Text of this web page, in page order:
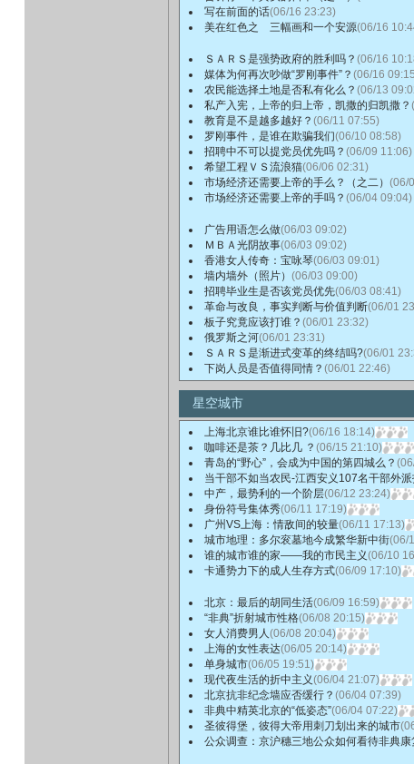
写在前面的话(06/16 23:23)
美在红色之 三幅画和一个安源(06/16
ＳＡＲＳ是强势政府的胜利吗？ (06/16
媒体为何再次吵做“罗刚事件”？ (06/16
农民能选择土地是否私有化么？ (06/13
私产入宪，上帝的归上帝，凯撒的归凯撒？
教育是不是越多越好？ (06/11 07:55)
罗刚事件，是谁在欺骗我们(06/10 08:58)
招聘中不可以提党员优先吗？ (06/09 11:06)
希望工程ＶＳ流浪猫(06/06 02:31)
市场经济还需要上帝的手么？（之二） (06/
市场经济还需要上帝的手吗？ (06/04 09:04)
广告用语怎么做(06/03 09:02)
ＭＢＡ光阴故事(06/03 09:02)
香港女人传奇：宝咏琴(06/03 09:01)
墙内墙外（照片） (06/03 09:00)
招聘毕业生是否该党员优先(06/03 08:41)
革命与改良，事实判断与价值判断(06/01
板子究竟应该打谁？ (06/01 23:32)
俄罗斯之河(06/01 23:31)
ＳＡＲＳ是渐进式变革的终结吗?(06/01
下岗人员是否值得同情？ (06/01 22:46)
星空城市
上海北京谁比谁怀旧?(06/16 18:14)
咖啡还是茶？几比几 ？ (06/15 21:10)
青岛的“野心”，会成为中国的第四城么？
当干部不如当农民-江西安义107名干部外
中产，最势利的一个阶层(06/12 23:24)
身份符号集体秀(06/11 17:19)
广州VS上海：情敌间的较量(06/11 17:13)
城市地理：多尔衮墓地今成繁华新中街(06/
谁的城市谁的家——我的市民主义(06/10
卡通势力下的成人生存方式(06/09 17:10)
北京：最后的胡同生活(06/09 16:59)
“非典”折射城市性格(06/08 20:15)
女人消费男人(06/08 20:04)
上海的女性表达(06/05 20:14)
单身城市(06/05 19:51)
现代夜生活的折中主义(06/04 21:07)
北京抗非纪念墙应否缓行？ (06/04 07:39)
非典中精英北京的“低姿态”(06/04 07:22)
圣彼得堡，彼得大帝用刺刀划出来的城市
公众调查：京沪穗三地公众如何看待非典康